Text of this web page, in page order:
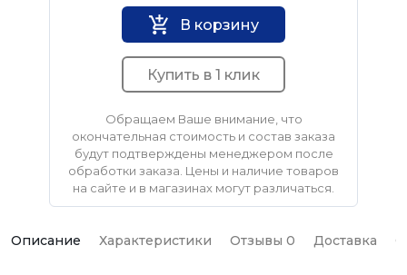
В корзину
Купить в 1 клик
Обращаем Ваше внимание, что
окончательная стоимость и состав заказа
будут подтверждены менеджером после
обработки заказа. Цены и наличие товаров
на сайте и в магазинах могут различаться.
Описание Характеристики Отзывы 0 Доставка